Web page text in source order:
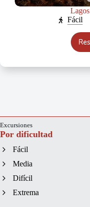
Fácil
Excursiones
Por dificultad
Fácil
Media
Difícil
Extrema